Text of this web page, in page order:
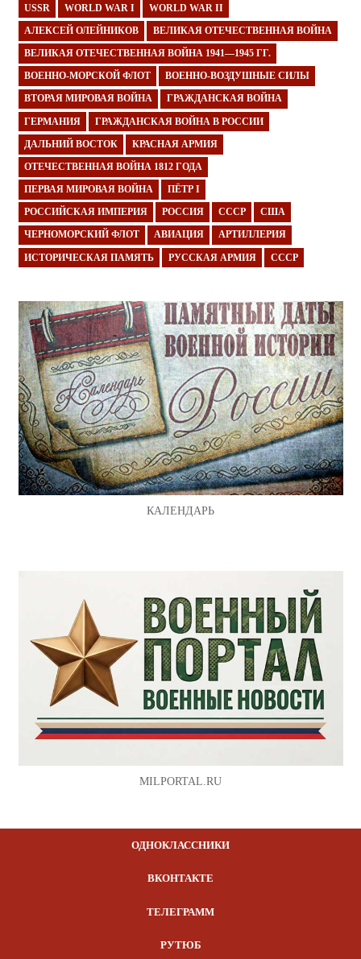
USSR WORLD WAR I WORLD WAR II
АЛЕКСЕЙ ОЛЕЙНИКОВ ВЕЛИКАЯ ОТЕЧЕСТВЕННАЯ ВОЙНА
ВЕЛИКАЯ ОТЕЧЕСТВЕННАЯ ВОЙНА 1941—1945 ГГ.
ВОЕННО-МОРСКОЙ ФЛОТ ВОЕННО-ВОЗДУШНЫЕ СИЛЫ
ВТОРАЯ МИРОВАЯ ВОЙНА ГРАЖДАНСКАЯ ВОЙНА
ГЕРМАНИЯ ГРАЖДАНСКАЯ ВОЙНА В РОССИИ
ДАЛЬНИЙ ВОСТОК КРАСНАЯ АРМИЯ
ОТЕЧЕСТВЕННАЯ ВОЙНА 1812 ГОДА
ПЕРВАЯ МИРОВАЯ ВОЙНА ПЁТР I
РОССИЙСКАЯ ИМПЕРИЯ РОССИЯ СССР США
ЧЕРНОМОРСКИЙ ФЛОТ АВИАЦИЯ АРТИЛЛЕРИЯ
ИСТОРИЧЕСКАЯ ПАМЯТЬ РУССКАЯ АРМИЯ СССР
КАЛЕНДАРЬ
MILPORTAL.RU
ОДНОКЛАССНИКИ
ВКОНТАКТЕ
ТЕЛЕГРАММ
РУТЮБ